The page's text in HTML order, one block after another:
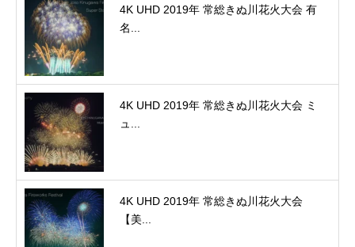
4K UHD 2019年 常総きぬ川花火大会 有
名...
4K UHD 2019年 常総きぬ川花火大会 ミ
ュ...
4K UHD 2019年 常総きぬ川花火大会
【美...